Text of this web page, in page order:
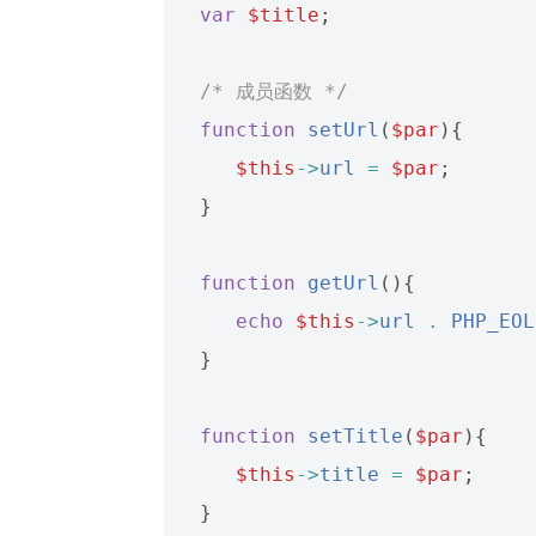
var $title ;
/* 成员函数 */
function
setUrl ( $par ){
$this ->url = $par ;
}
function getUrl (){
echo
$this ->url . PHP_EOL
}
function setTitle ( $par ){
$this ->title = $par ;
}